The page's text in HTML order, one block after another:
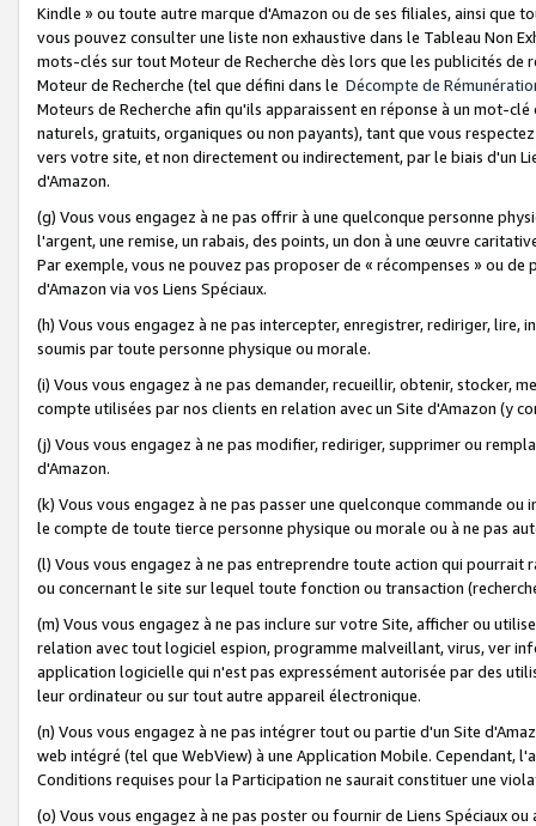
Kindle » ou toute autre marque d'Amazon ou de ses filiales, ainsi que
vous pouvez consulter une liste non exhaustive dans le Tableau Non
mots-clés sur tout Moteur de Recherche dès lors que les publicités de
Moteur de Recherche (tel que défini dans le Décompte de
Moteurs de Recherche afin qu'ils apparaissent en réponse à un mot-
naturels, gratuits, organiques ou non payants), tant que vous
vers votre site, et non directement ou indirectement, par le biais d'un
d'Amazon.
(g) Vous vous engagez à ne pas offrir à une quelconque personne
l'argent, une remise, un rabais, des points, un don à une œuvre
Par exemple, vous ne pouvez pas proposer de « récompenses » ou
d'Amazon via vos Liens Spéciaux.
(h) Vous vous engagez à ne pas intercepter, enregistrer, rediriger,
soumis par toute personne physique ou morale.
(i) Vous vous engagez à ne pas demander, recueillir, obtenir, stocker,
compte utilisées par nos clients en relation avec un Site d'Amazon (y
(j) Vous vous engagez à ne pas modifier, rediriger, supprimer ou
d'Amazon.
(k) Vous vous engagez à ne pas passer une quelconque commande
le compte de toute tierce personne physique ou morale ou à ne pas
(l) Vous vous engagez à ne pas entreprendre toute action qui
ou concernant le site sur lequel toute fonction ou transaction
(m) Vous vous engagez à ne pas inclure sur votre Site, afficher ou
relation avec tout logiciel espion, programme malveillant, virus, ver
application logicielle qui n'est pas expressément autorisée par des
leur ordinateur ou sur tout autre appareil électronique.
(n) Vous vous engagez à ne pas intégrer tout ou partie d'un Site
web intégré (tel que WebView) à une Application Mobile. Cependant,
Conditions requises pour la Participation ne saurait constituer une
(o) Vous vous engagez à ne pas poster ou fournir de Liens Spéciaux